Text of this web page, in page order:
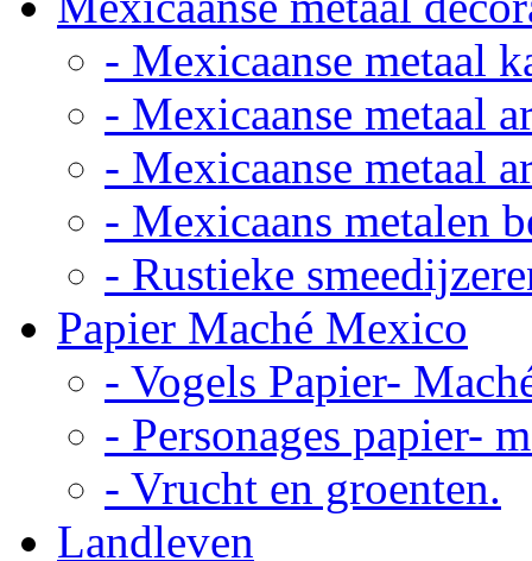
- Mexicaanse metaal
- Mexicaanse metaal
- Mexicaanse metaal
- Mexicaans metalen
- Rustieke
Papier Maché Mexico
- Vogels Papier-
- Personages papier-
- Vrucht en groenten.
Landleven